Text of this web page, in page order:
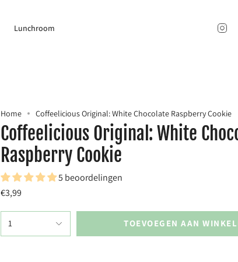
Lunchroom
Home Coffeelicious Original: White Chocolate Raspberry Cookie
Coffeelicious Original: White
Raspberry Cookie
5 beoordelingen
€3,99
1 TOEVOEGEN AAN